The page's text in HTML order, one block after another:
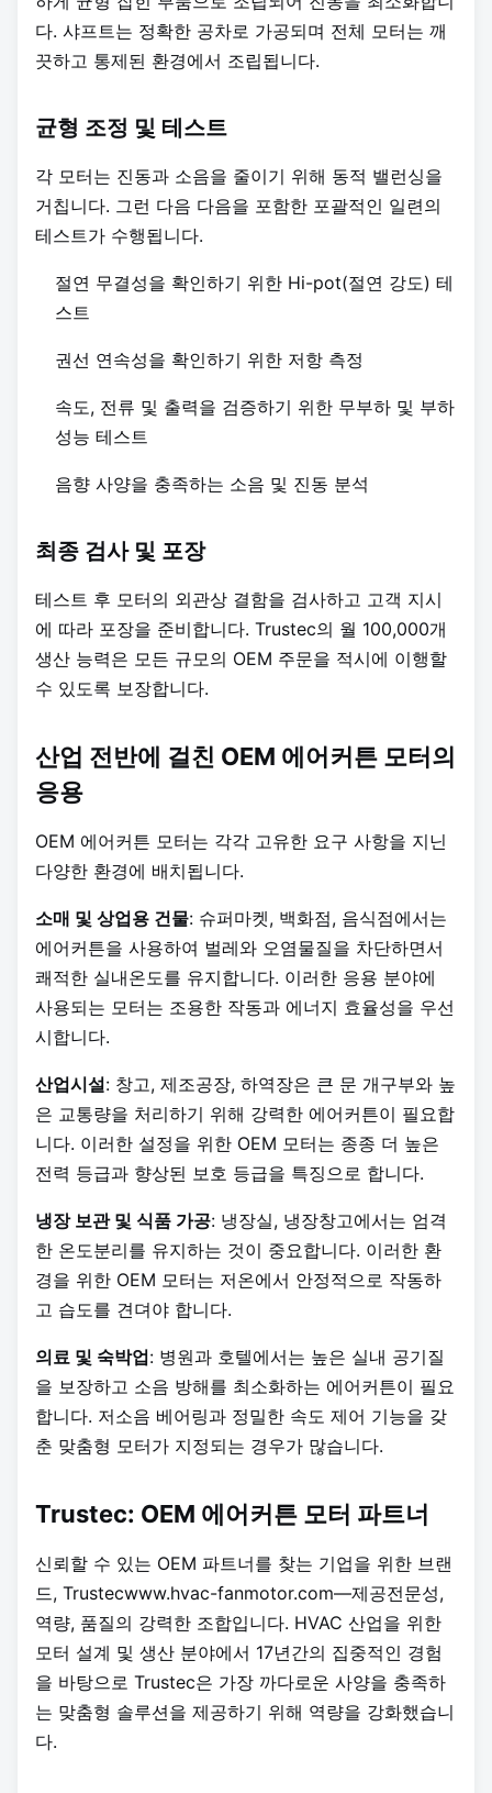
다. 샤프트는 정확한 공차로 가공되며 전체 모터는 깨
끗하고 통제된 환경에서 조립됩니다.
균형 조정 및 테스트
각 모터는 진동과 소음을 줄이기 위해 동적 밸런싱을
거칩니다. 그런 다음 다음을 포함한 포괄적인 일련의
테스트가 수행됩니다.
절연 무결성을 확인하기 위한 Hi-pot(절연 강도) 테
스트
권선 연속성을 확인하기 위한 저항 측정
속도, 전류 및 출력을 검증하기 위한 무부하 및 부하
성능 테스트
음향 사양을 충족하는 소음 및 진동 분석
최종 검사 및 포장
테스트 후 모터의 외관상 결함을 검사하고 고객 지시
에 따라 포장을 준비합니다. Trustec의 월 100,000개
생산 능력은 모든 규모의 OEM 주문을 적시에 이행할
수 있도록 보장합니다.
산업 전반에 걸친 OEM 에어커튼 모터의
응용
OEM 에어커튼 모터는 각각 고유한 요구 사항을 지닌
다양한 환경에 배치됩니다.
소매 및 상업용 건물: 슈퍼마켓, 백화점, 음식점에서는
에어커튼을 사용하여 벌레와 오염물질을 차단하면서
쾌적한 실내온도를 유지합니다. 이러한 응용 분야에
사용되는 모터는 조용한 작동과 에너지 효율성을 우선
시합니다.
산업시설: 창고, 제조공장, 하역장은 큰 문 개구부와 높
은 교통량을 처리하기 위해 강력한 에어커튼이 필요합
니다. 이러한 설정을 위한 OEM 모터는 종종 더 높은
전력 등급과 향상된 보호 등급을 특징으로 합니다.
냉장 보관 및 식품 가공: 냉장실, 냉장창고에서는 엄격
한 온도분리를 유지하는 것이 중요합니다. 이러한 환
경을 위한 OEM 모터는 저온에서 안정적으로 작동하
고 습도를 견뎌야 합니다.
의료 및 숙박업: 병원과 호텔에서는 높은 실내 공기질
을 보장하고 소음 방해를 최소화하는 에어커튼이 필요
합니다. 저소음 베어링과 정밀한 속도 제어 기능을 갖
춘 맞춤형 모터가 지정되는 경우가 많습니다.
Trustec: OEM 에어커튼 모터 파트너
신뢰할 수 있는 OEM 파트너를 찾는 기업을 위한 브랜
드, Trustecwww.hvac-fanmotor.com—제공전문성,
역량, 품질의 강력한 조합입니다. HVAC 산업을 위한
모터 설계 및 생산 분야에서 17년간의 집중적인 경험
을 바탕으로 Trustec은 가장 까다로운 사양을 충족하
는 맞춤형 솔루션을 제공하기 위해 역량을 강화했습니
다.